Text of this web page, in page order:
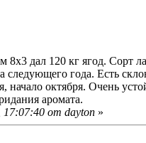
8х3 дал 120 кг ягод.
следующего года. Есть
начало октября. Очень
аромата.
17:07:40 от dayton »